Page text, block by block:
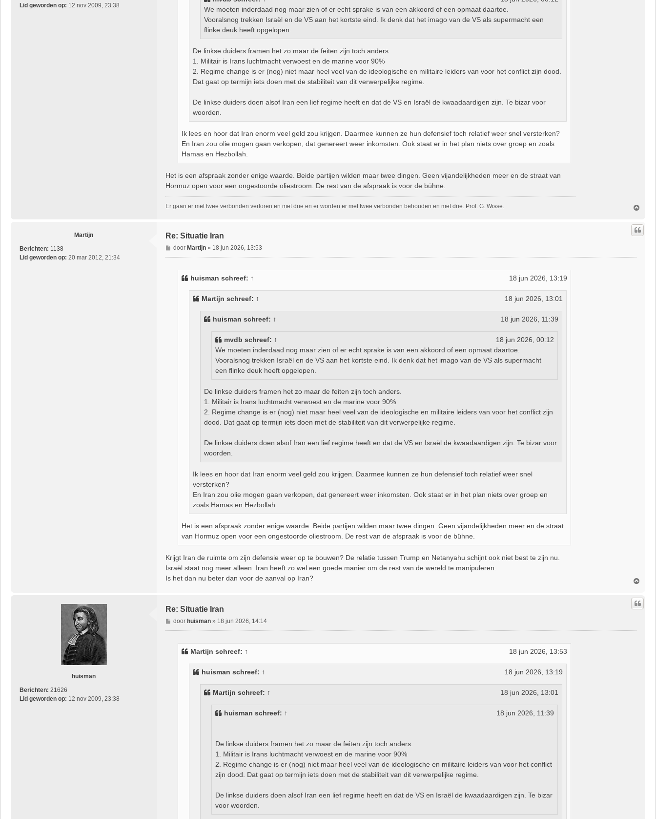
Lid geworden op: 12 nov 2009, 23:38
We moeten inderdaad nog maar zien of er echt sprake is van een akkoord of een opmaat daartoe.
Vooralsnog trekken Israël en de VS aan het kortste eind. Ik denk dat het imago van de VS als supermacht een
flinke deuk heeft opgelopen.
De linkse duiders framen het zo maar de feiten zijn toch anders.
1. Militair is Irans luchtmacht verwoest en de marine voor 90%
2. Regime change is er (nog) niet maar heel veel van de ideologische en militaire leiders van voor het conflict zijn dood.
Dat gaat op termijn iets doen met de stabiliteit van dit verwerpelijke regime.
De linkse duiders doen alsof Iran een lief regime heeft en dat de VS en Israël de kwaadaardigen zijn. Te bizar voor
woorden.
Ik lees en hoor dat Iran enorm veel geld zou krijgen. Daarmee kunnen ze hun defensief toch relatief weer snel versterken?
En Iran zou olie mogen gaan verkopen, dat genereert weer inkomsten. Ook staat er in het plan niets over groep en zoals
Hamas en Hezbollah.
Het is een afspraak zonder enige waarde. Beide partijen wilden maar twee dingen. Geen vijandelijkheden meer en de straat van
Hormuz open voor een ongestoorde oliestroom. De rest van de afspraak is voor de bühne.
Er gaan er met twee verbonden verloren en met drie en er worden er met twee verbonden behouden en met drie. Prof. G. Wisse.
h
o
Martijn
Berichten: 1138
Lid geworden op: 20 mar 2012, 21:34
Re: Situatie Iran
B
e
door Martijn» 18 jun 2026, 13:53
huisman schreef: ↑ 18 jun 2026, 13:19
Martijn schreef: ↑ 18 jun 2026, 13:01
huisman schreef: ↑ 18 jun 2026, 11:39
mvdb schreef: ↑
18 jun 2026, 00:12
We moeten inderdaad nog maar zien of er echt sprake is van een akkoord of een opmaat daartoe.
Vooralsnog trekken Israël en de VS aan het kortste eind. Ik denk dat het imago van de VS als supermacht
een flinke deuk heeft opgelopen.
De linkse duiders framen het zo maar de feiten zijn toch anders.
1. Militair is Irans luchtmacht verwoest en de marine voor 90%
2. Regime change is er (nog) niet maar heel veel van de ideologische en militaire leiders van voor het conflict zijn
dood. Dat gaat op termijn iets doen met de stabiliteit van dit verwerpelijke regime.
De linkse duiders doen alsof Iran een lief regime heeft en dat de VS en Israël de kwaadaardigen zijn. Te bizar voor
woorden.
Ik lees en hoor dat Iran enorm veel geld zou krijgen. Daarmee kunnen ze hun defensief toch relatief weer snel
versterken?
En Iran zou olie mogen gaan verkopen, dat genereert weer inkomsten. Ook staat er in het plan niets over groep en
zoals Hamas en Hezbollah.
Het is een afspraak zonder enige waarde. Beide partijen wilden maar twee dingen. Geen vijandelijkheden meer en de straat
van Hormuz open voor een ongestoorde oliestroom. De rest van de afspraak is voor de bühne.
Krijgt Iran de ruimte om zijn defensie weer op te bouwen? De relatie tussen Trump en Netanyahu schijnt ook niet best te zijn nu.
Israël staat nog meer alleen. Iran heeft zo wel een goede manier om de rest van de wereld te manipuleren.
Is het dan nu beter dan voor de aanval op Iran?
h
o
huisman
Berichten: 21626
Lid geworden op: 12 nov 2009, 23:38
Re: Situatie Iran
B
e
door huisman» 18 jun 2026, 14:14
Martijn schreef: ↑ 18 jun 2026, 13:53
huisman schreef: ↑ 18 jun 2026, 13:19
Martijn schreef: ↑ 18 jun 2026, 13:01
huisman schreef: ↑ 18 jun 2026, 11:39
De linkse duiders framen het zo maar de feiten zijn toch anders.
1. Militair is Irans luchtmacht verwoest en de marine voor 90%
2. Regime change is er (nog) niet maar heel veel van de ideologische en militaire leiders van voor het conflict
zijn dood. Dat gaat op termijn iets doen met de stabiliteit van dit verwerpelijke regime.
De linkse duiders doen alsof Iran een lief regime heeft en dat de VS en Israël de kwaadaardigen zijn. Te bizar
voor woorden.